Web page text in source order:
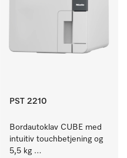
PST 2210
Bordautoklav CUBE med
intuitiv touchbetjening og
5,5 kg